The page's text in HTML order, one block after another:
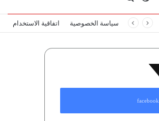
عنالمظلم
سياسة الخصوصية اتفاقية الاستخدام
facebook